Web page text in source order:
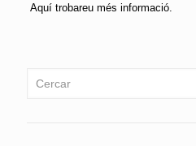
Aquí trobareu més informació.